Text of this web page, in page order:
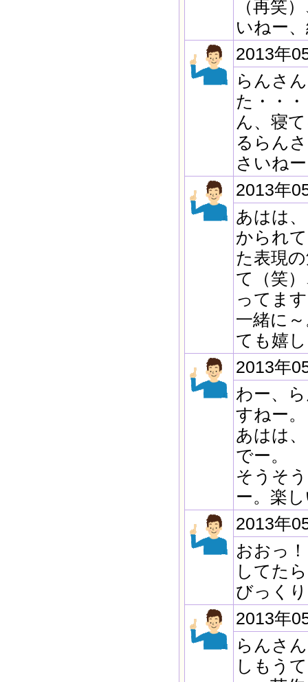
（再笑
いねー
2013年
らんさ
た・・
ん、寝
るらん
さいね
2013年
あはは
かられ
た表現
て（笑
ってま
一緒に
ても嬉
2013年
わー、
すねー
あはは
でー。
そうそ
ー。楽
2013年
おおっ
してた
びっく
2013年
らんさ
しもう